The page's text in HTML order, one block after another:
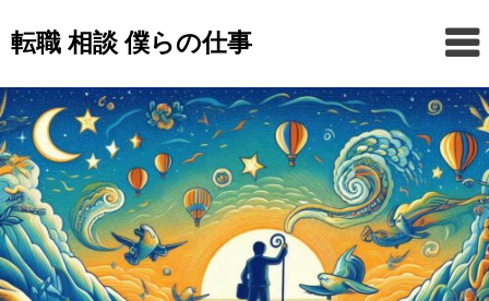
to転職 相談 僕らの仕事